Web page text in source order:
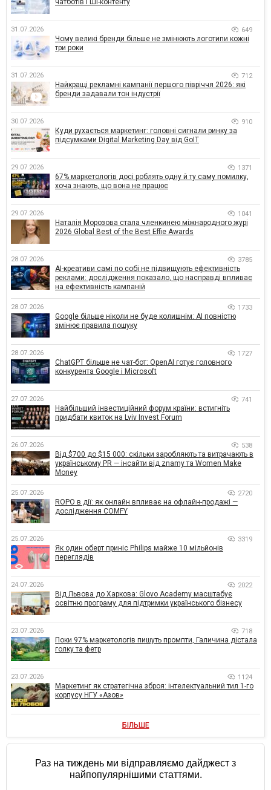
чатботів і ШІ-контенту
31.07.2026 649
Чому великі бренди більше не змінюють логотипи кожні
три роки
31.07.2026 712
Найкращі рекламні кампанії першого півріччя 2026: які
бренди задавали тон індустрії
30.07.2026 910
Куди рухається маркетинг: головні сигнали ринку за
підсумками Digital Marketing Day від GoIT
29.07.2026 1371
67% маркетологів досі роблять одну й ту саму помилку,
хоча знають, що вона не працює
29.07.2026 1041
Наталія Морозова стала членкинею міжнародного журі
2026 Global Best of the Best Effie Awards
28.07.2026 3785
AI-креативи самі по собі не підвищують ефективність
реклами: дослідження показало, що насправді впливає
на ефективність кампаній
28.07.2026 1733
Google більше ніколи не буде колишнім: AI повністю
змінює правила пошуку
28.07.2026 1727
ChatGPT більше не чат-бот: OpenAI готує головного
конкурента Google і Microsoft
27.07.2026 741
Найбільший інвестиційний форум країни: встигніть
придбати квиток на Lviv Invest Forum
26.07.2026 538
Від $700 до $15 000: скільки заробляють та витрачають в
українському PR — інсайти від znamy та Women Make
Money
25.07.2026 2720
ROPO в дії: як онлайн впливає на офлайн-продажі —
дослідження COMFY
25.07.2026 3319
Як один оберт приніс Philips майже 10 мільйонів
переглядів
24.07.2026 2022
Від Львова до Харкова: Glovo Academy масштабує
освітню програму для підтримки українського бізнесу
23.07.2026 718
Поки 97% маркетологів пишуть промпти, Галичина дістала
голку та фетр
23.07.2026 1124
Маркетинг як стратегічна зброя: інтелектуальний тил 1-го
корпусу НГУ «Азов»
БІЛЬШЕ
Раз на тиждень ми відправляємо дайджест з
найпопулярнішими статтями.